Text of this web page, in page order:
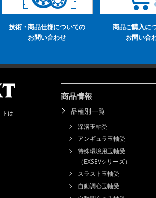
技術・商品仕様についての
お問い合わせ
商品ご購入に
お問い合
商品情報
品種別一覧
深溝玉軸受
アンギュラ玉軸受
特殊環境用玉軸受
（EXSEVシリーズ）
スラスト玉軸受
自動調心玉軸受
は